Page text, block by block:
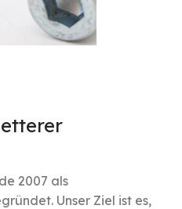
2007 als
Unser Ziel ist es,